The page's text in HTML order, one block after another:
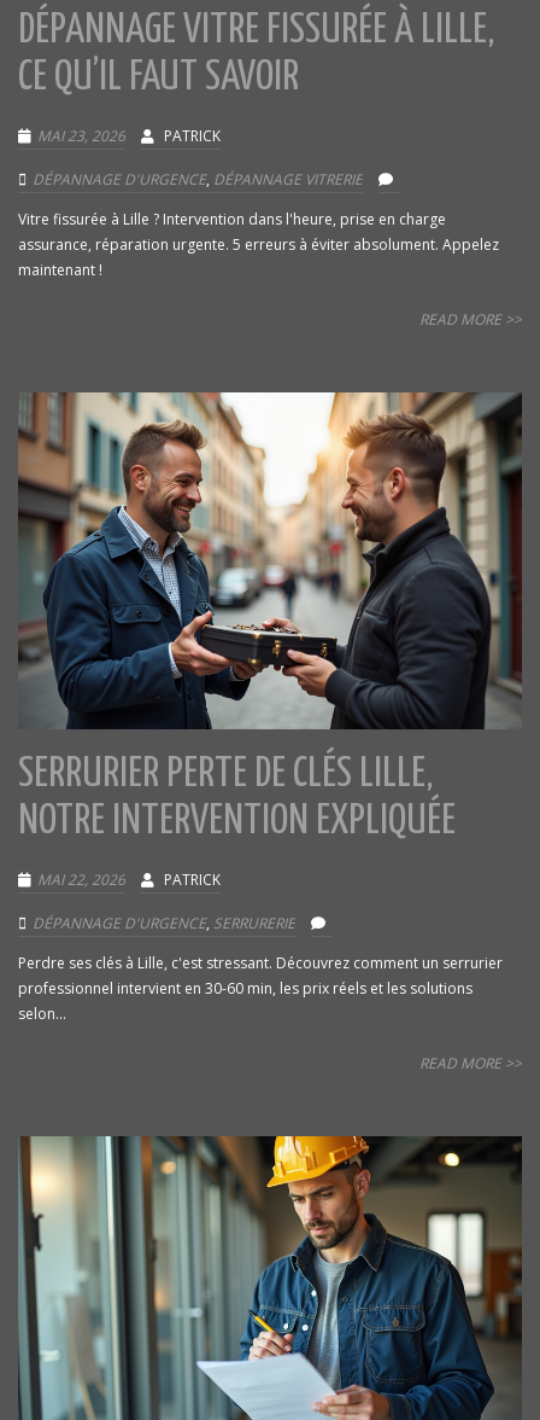
DÉPANNAGE VITRE FISSURÉE À LILLE,
CE QU’IL FAUT SAVOIR
MAI 23, 2026 PATRICK
DÉPANNAGE D'URGENCE, DÉPANNAGE VITRERIE
Vitre fissurée à Lille ? Intervention dans l'heure, prise en charge
assurance, réparation urgente. 5 erreurs à éviter absolument. Appelez
maintenant !
READ MORE >>
SERRURIER PERTE DE CLÉS LILLE,
NOTRE INTERVENTION EXPLIQUÉE
MAI 22, 2026 PATRICK
DÉPANNAGE D'URGENCE, SERRURERIE
Perdre ses clés à Lille, c'est stressant. Découvrez comment un serrurier
professionnel intervient en 30-60 min, les prix réels et les solutions
selon...
READ MORE >>